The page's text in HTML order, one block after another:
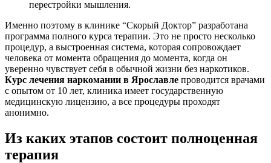
перестройки мышления.
Именно поэтому в клинике “Скорый Доктор” разработана
программа полного курса терапии. Это не просто несколько
процедур, а выстроенная система, которая сопровождает
человека от момента обращения до момента, когда он
уверенно чувствует себя в обычной жизни без наркотиков.
Курс лечения наркомании в Ярославле проводится врачами
с опытом от 10 лет, клиника имеет государственную
медицинскую лицензию, а все процедуры проходят
анонимно.
Из каких этапов состоит полноценная
терапия